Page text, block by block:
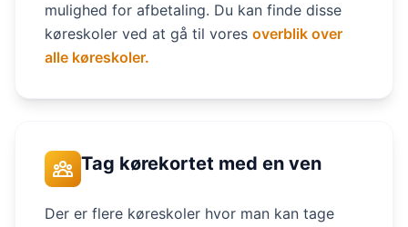
mulighed for afbetaling. Du kan finde disse
køreskoler ved at gå til vores overblik over
alle køreskoler.
Tag kørekortet med en ven
Der er flere køreskoler hvor man kan tage